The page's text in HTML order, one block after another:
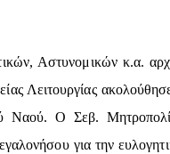
Αστυνομικών κ.α.
Λειτουργίας
Ναού. Ο Σεβ.
για την